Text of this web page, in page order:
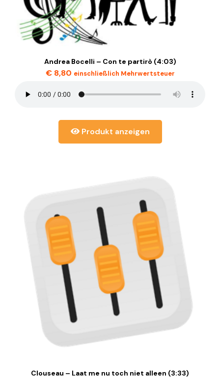
Andrea Bocelli – Con te partirò (4:03)
€8,80 einschließlich Mehrwertsteuer
Produkt anzeigen
Clouseau – Laat me nu toch niet alleen (3:33)